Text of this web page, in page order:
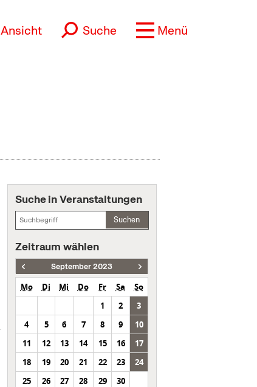
Ansicht Suche Menü
Suche in Veranstaltungen
Suchen
Zeitraum wählen
September 2023
Mo Di Mi Do Fr Sa
So
1
2
3
4
5 6 7 8 9
10
11
12 13 14 15 16
17
18
19 20 21 22 23
24
25
26 27 28 29 30